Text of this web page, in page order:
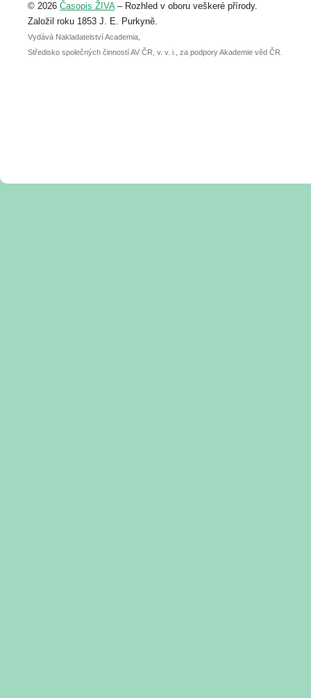
abstraktu přihlášené přednášky nebo
posteru je už 30. června.
© 2026 Časopis ŽIVA– Rozhled v oboru veškeré přírody.
Založil roku 1853 J. E. Purkyně.
Vydává Nakladatelství Academia,
Středisko společných činností AV ČR, v. v. i., za podpory Akademie věd ČR.